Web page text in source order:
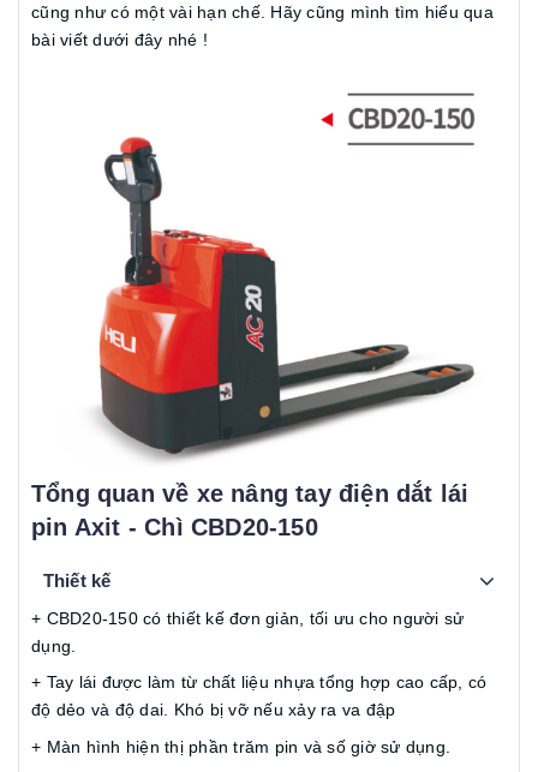
cũng như có một vài hạn chế. Hãy cũng mình tìm hiểu qua
bài viết dưới đây nhé !
Tổng quan về xe nâng tay điện dắt lái
pin Axit - Chì CBD20-150
Thiết kế
+ CBD20-150 có thiết kế đơn giản, tối ưu cho người sử
dụng.
+ Tay lái được làm từ chất liệu nhựa tổng hợp cao cấp, có
độ dẻo và độ dai. Khó bị vỡ nếu xảy ra va đập
+ Màn hình hiện thị phần trăm pin và số giờ sử dụng.